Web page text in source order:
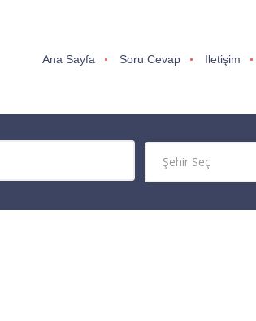
Ana Sayfa Soru Cevap İletişim